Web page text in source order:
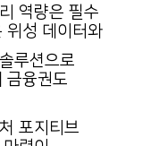
역량은 필수
위성 데이터와
루션으로
금융권도
포지티브